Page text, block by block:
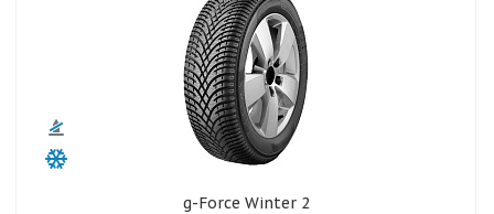
g-Force Winter 2